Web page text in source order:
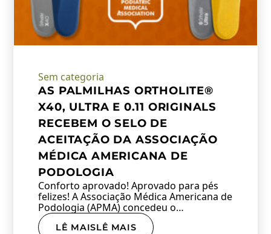
Sem categoria
AS PALMILHAS ORTHOLITE®
X40, ULTRA E 0.11 ORIGINALS
RECEBEM O SELO DE
ACEITAÇÃO DA ASSOCIAÇÃO
MÉDICA AMERICANA DE
PODOLOGIA
Conforto aprovado! Aprovado para pés
felizes! A Associação Médica Americana de
Podologia (APMA) concedeu o…
LÊ MAISLÊ MAIS